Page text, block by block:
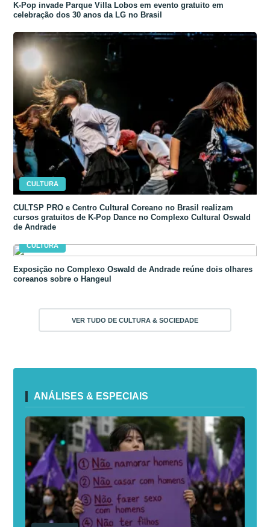
K-Pop invade Parque Villa Lobos em evento gratuito em
celebração dos 30 anos da LG no Brasil
CULTURA
CULTSP PRO e Centro Cultural Coreano no Brasil realizam
cursos gratuitos de K-Pop Dance no Complexo Cultural Oswald
de Andrade
CULTURA
Exposição no Complexo Oswald de Andrade reúne dois olhares
coreanos sobre o Hangeul
VER TUDO DE CULTURA & SOCIEDADE
ANÁLISES & ESPECIAIS